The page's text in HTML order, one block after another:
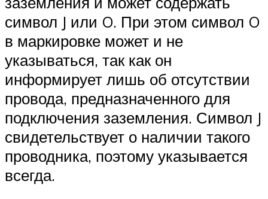
символ J или O. При этом символ O
в маркировке может и не
указываться, так как он
информирует лишь об отсутствии
провода, предназначенного для
подключения заземления. Символ J
свидетельствует о наличии такого
проводника, поэтому указывается
всегда.